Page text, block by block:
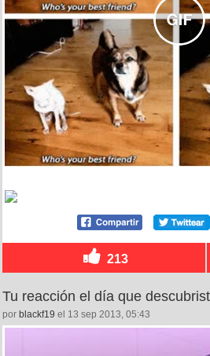
213
Tu reacción el día que
por blackf19 el 13 sep 2013, 05:43